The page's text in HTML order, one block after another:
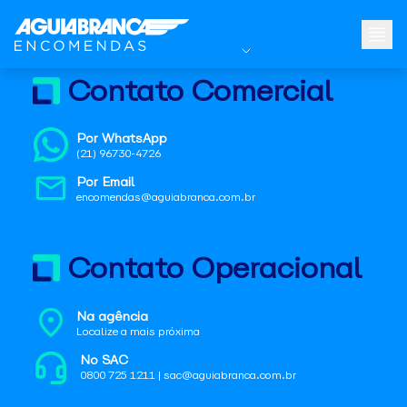
Contato Comercial
Por WhatsApp
(21) 96730-4726
Por Email
encomendas@aguiabranca.com.br
Contato Operacional
Na agência
Localize a mais próxima
No SAC
0800 725 1211 | sac@aguiabranca.com.br